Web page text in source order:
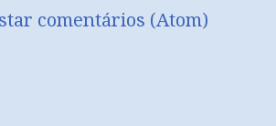
comentários (Atom)